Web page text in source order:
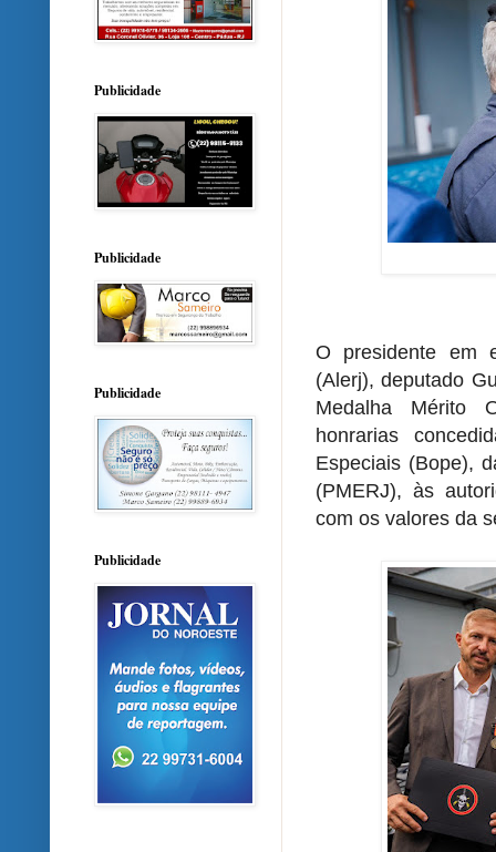
O presidente em
(Alerj), deputado
Medalha Mérito
honrarias
Especiais (Bope),
(PMERJ), às
com os valores da
Publicidade
Publicidade
Publicidade
Publicidade